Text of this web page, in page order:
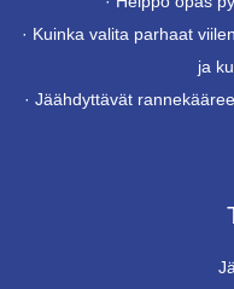
· Kuinka valita parhaat
ja
· Jäähdyttävät